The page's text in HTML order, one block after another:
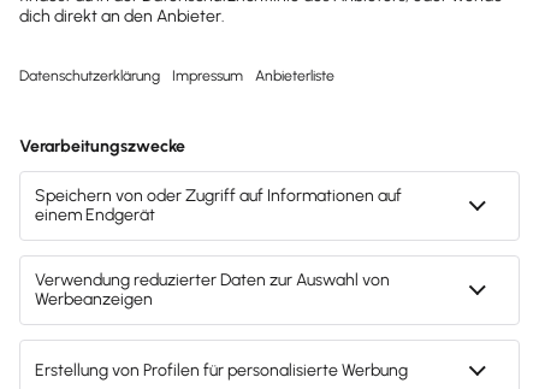
28
18
14
11